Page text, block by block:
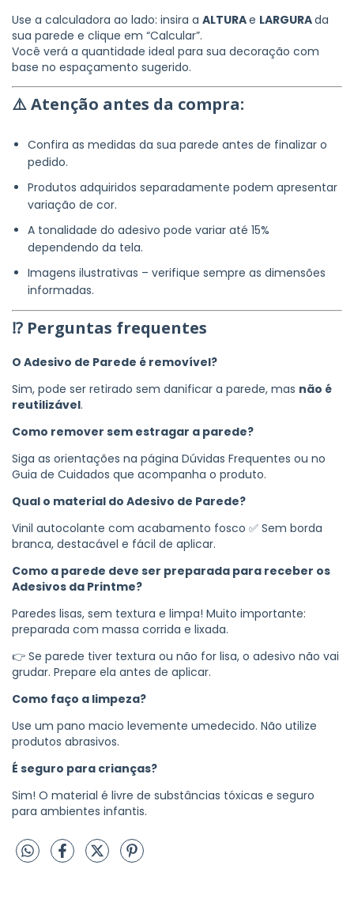
Use a calculadora ao lado: insira a ALTURAe LARGURAda
sua parede e clique em “Calcular”.
Você verá a quantidade ideal para sua decoração com
base no espaçamento sugerido.
⚠️Atenção antes da compra:
Confira as medidas da sua parede antes de finalizar o
pedido.
Produtos adquiridos separadamente podem apresentar
variação de cor.
A tonalidade do adesivo pode variar até 15%
dependendo da tela.
Imagens ilustrativas – verifique sempre as dimensões
informadas.
⁉ Perguntas frequentes
O Adesivo de Parede é removível?
Sim, pode ser retirado sem danificar a parede, mas não é
reutilizável.
Como remover sem estragar a parede?
Siga as orientações na página Dúvidas Frequentes ou no
Guia de Cuidados que acompanha o produto.
Qual o material do Adesivo de Parede?
Vinil autocolante com acabamento fosco ✅ Sem borda
branca, destacável e fácil de aplicar.
Como a parede deve ser preparada para receber os
Adesivos da Printme?
Paredes lisas, sem textura e limpa! Muito importante:
preparada com massa corrida e lixada.
👉 Se parede tiver textura ou não for lisa, o adesivo não vai
grudar. Prepare ela antes de aplicar.
Como faço a limpeza?
Use um pano macio levemente umedecido. Não utilize
produtos abrasivos.
É seguro para crianças?
Sim! O material é livre de substâncias tóxicas e seguro
para ambientes infantis.